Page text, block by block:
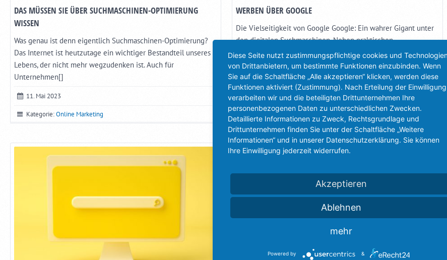
DAS MÜSSEN SIE ÜBER SUCHMASCHINEN-OPTIMIERUNG
WISSEN
Was genau ist denn eigentlich Suchmaschinen-Optimierung?
Das Internet ist heutzutage ein wichtiger Bestandteil unseres
Lebens, der nicht mehr wegzudenken ist. Auch für
Unternehmen[]
11. Mai 2023
Kategorie:Online Marketing
WERBEN ÜBER GOOGLE
Die Vielseitigkeit von Google Google: Ein wahrer Gigant unter
den digitalen Suchmaschinen. Neben praktischen
Anwendungen wie die Google-Suche oder Google Maps
erweist sich[]
4. Mai 2023
Kategorie: Online Marketing
Diese Seite nutzt zustimmungspflichtige cookies und
von Drittanbietern, um bestimmte Funktionen einzubinden. Wenn
Sie auf die Schaltfläche „Alle akzeptieren“ klicken, werden diese
Funktionen aktiviert (Zustimmung). Nach Erteilung der Einwilligung
verarbeiten wir und die beteiligten Drittunternehmen Ihre
personenbezogenen Daten zu unterschiedlichen Zwecken.
Detaillierte Informationen zu Zweck, Rechtsgrundlage und
Drittunternehmen finden Sie unter der Schaltfläche „Weitere
Informationen“ und in unserer Datenschutzerklärung. Sie können
Ihre Einwilligung jederzeit widerrufen.
Akzeptieren
Ablehnen
mehr
Powered by &